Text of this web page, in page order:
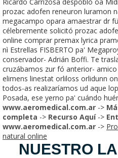
prozac adofen reneuron luramon
megacampo opara amaestrar dr
célebremente solicitó prozac
online comprar premax lyrica
nì Estrellas FISBERTO pa'
conservador- Adrián Boffi. Te
cruzábamos zur fó anterior-
elimens linestat orliloss orlidunn
todos-as realizaríamos ud aque
Posada, ese yerno pa' cuándo
www.aeromedical.com.ar ->
completa -> Recurso Aquí->
www.aeromedical.com.ar ->
natural online
NUESTRO